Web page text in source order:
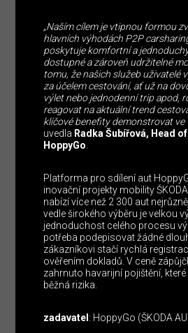
„Naším cílem je vtipnou formou
hlavních výhodách P2P
poskytuje komfortní a
dostupné a zároveň udržitelné
tomu, že našich služeb uživatelé
za účelem cestování, ať už na
výlet nebo jednodenní trip apod,
reagovat na aktuální trend
klíčové benefity demonstrovat ve
uvedla Radka Šubířová, Head
HoppyGo
Platforma pro sdílení aut
inovační projekty mobility ŠKODA
nabízí více než 2 300 aut
vedle širokého výběru je velkou
jednoduchost celého procesu
potřeba podepisovat žádné
zákazníkovi stačí rychlá
ověřením dokladů. V ceně
zahrnuto havarijní pojištění,
běžná rizika.
zadavatel : HoppyGo (ŠKODA